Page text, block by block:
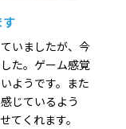
す
いましたが、今
た。ゲーム感覚
ようです。また
じているよう
てくれます。